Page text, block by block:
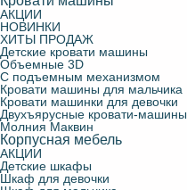
АКЦИИ
НОВИНКИ
ХИТЫ ПРОДАЖ
Детские кровати машины
Объемные 3D
С подъемным механизмом
Кровати машины для мальчика
Кровати машинки для девочки
Двухъярусные кровати-машины
Молния Маквин
Корпусная мебель
АКЦИИ
Детские шкафы
Шкаф для девочки